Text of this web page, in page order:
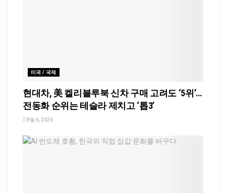
미국 / 국제
현대차, 美 켈리블루북 신차 구매 고려도 ‘5위’…
전동화 순위는 테슬라 제치고 ‘톱3’
8월 6, 2026